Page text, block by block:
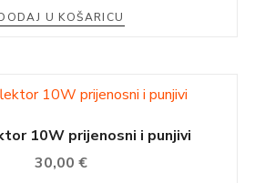
U KOŠARICU
10W prijenosni i punjivi
30,00 €